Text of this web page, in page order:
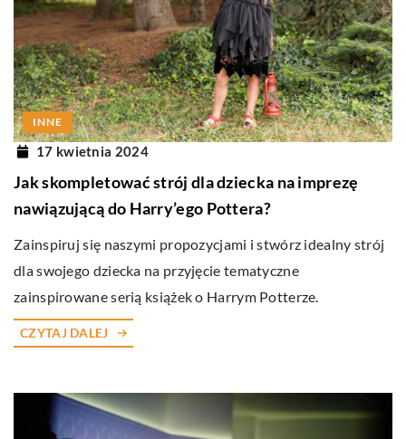
INNE
17 kwietnia 2024
Jak skompletować strój dla dziecka na imprezę
nawiązującą do Harry’ego Pottera?
Zainspiruj się naszymi propozycjami i stwórz idealny strój
dla swojego dziecka na przyjęcie tematyczne
zainspirowane serią książek o Harrym Potterze.
CZYTAJ DALEJ